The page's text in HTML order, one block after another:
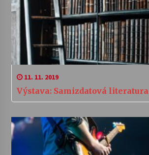
11. 11. 2019
Výstava: Samizdatová literatura